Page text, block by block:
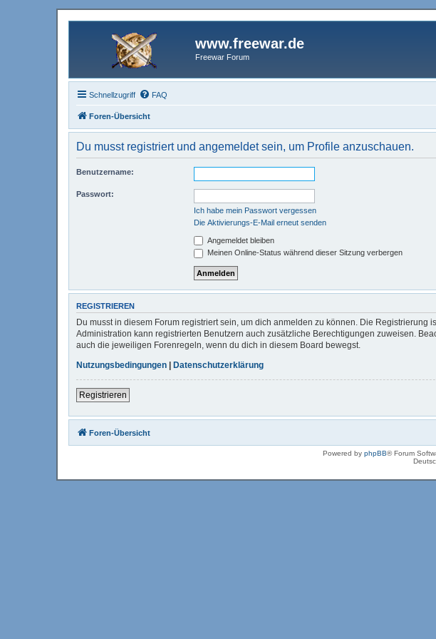
www.freewar.de
Freewar Forum
Schnellzugriff FAQ
Foren-Übersicht
Du musst registriert und angemeldet sein, um Profile anzuschauen.
Benutzername:
Passwort:
Ich habe mein Passwort vergessen
Die Aktivierungs-E-Mail erneut senden
Angemeldet bleiben
Meinen Online-Status während dieser Sitzung verbergen
REGISTRIEREN
Du musst in diesem Forum registriert sein, um dich anmelden zu können. Die
Administration kann registrierten Benutzern auch zusätzliche Berechtigungen zuweisen.
auch die jeweiligen Forenregeln, wenn du dich in diesem Board bewegst.
Nutzungsbedingungen
Datenschutzerklärung
Registrieren
Foren-Übersicht
Powered by phpBB® Forum